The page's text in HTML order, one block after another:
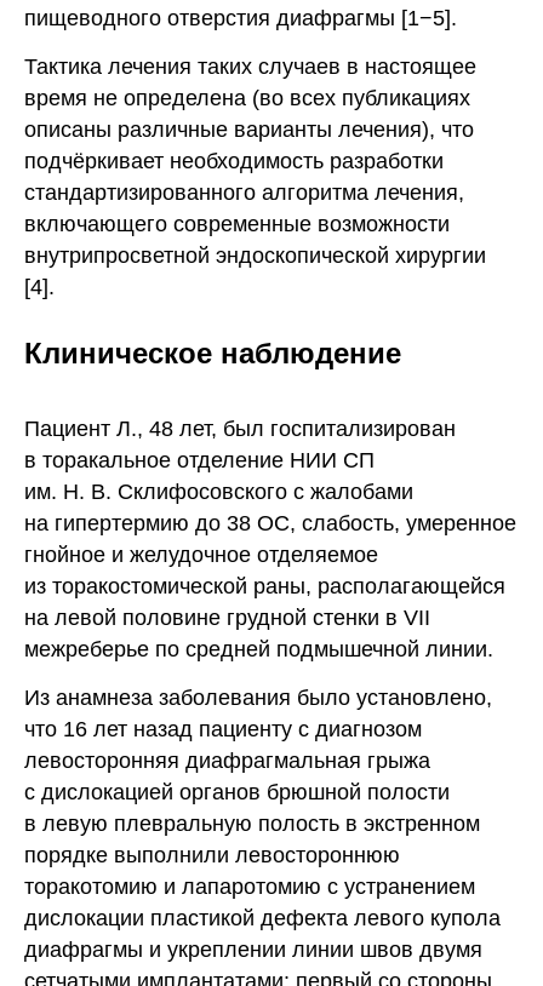
пищеводного отверстия диафрагмы [1−5].
Тактика лечения таких случаев в настоящее
время не определена (во всех публикациях
описаны различные варианты лечения), что
подчёркивает необходимость разработки
стандартизированного алгоритма лечения,
включающего современные возможности
внутрипросветной эндоскопической хирургии
[4].
Клиническое наблюдение
Пациент Л., 48 лет, был госпитализирован
в торакальное отделение НИИ СП
им. Н. В. Склифосовского с жалобами
на гипертермию до 38 ОС, слабость, умеренное
гнойное и желудочное отделяемое
из торакостомической раны, располагающейся
на левой половине грудной стенки в VII
межреберье по средней подмышечной линии.
Из анамнеза заболевания было установлено,
что 16 лет назад пациенту с диагнозом
левосторонняя диафрагмальная грыжа
с дислокацией органов брюшной полости
в левую плевральную полость в экстренном
порядке выполнили левостороннюю
торакотомию и лапаротомию с устранением
дислокации пластикой дефекта левого купола
диафрагмы и укреплении линии швов двумя
сетчатыми имплантатами: первый со стороны